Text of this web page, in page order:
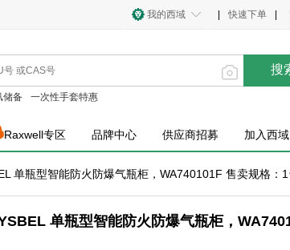
快速下单
我的西域
搜
储备 一次性手套特惠
Raxwell专区 品牌中心 供应商招募 加入西域
单瓶型智能防火防爆气瓶柜，WA740101F 售卖规格：1
单瓶型智能防火防爆气瓶柜，